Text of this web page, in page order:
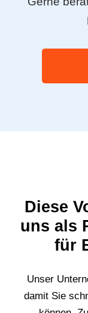
Diese
uns als
für
Unser
damit Sie